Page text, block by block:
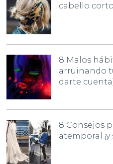
cabello corto
8 Malos
arruinando
darte
8 Consejos
atemporal